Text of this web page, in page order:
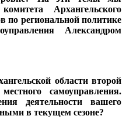
Архангельского
по региональной политике
Александром
области второй
самоуправления.
деятельности вашего
в текущем сезоне?